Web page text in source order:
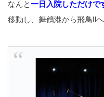
なんと一日入院しただけで
移動し、舞鶴港から飛鳥Ⅱへ